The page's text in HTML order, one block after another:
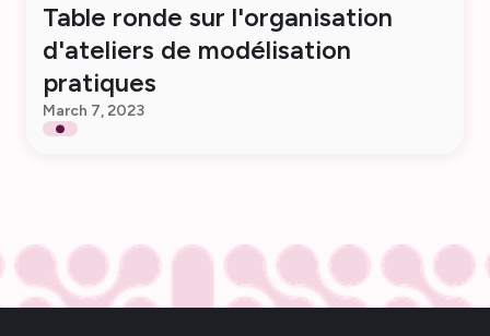
Table ronde sur l'organisation
d'ateliers de modélisation
pratiques
March 7, 2023